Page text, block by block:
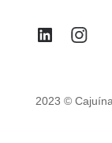
2023 © Cajuína